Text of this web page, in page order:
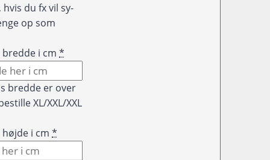
du fx vil sy-
op som
i cm *
bredde er over
XL/XXL/XXL
i cm *